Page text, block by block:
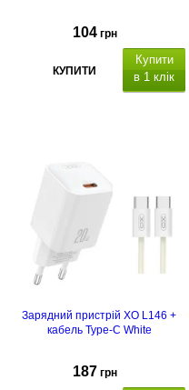
104 грн
КУПИТИ
Купити
в 1 клік
Зарядний пристрій XO L146 +
кабель Type-C White
187 грн